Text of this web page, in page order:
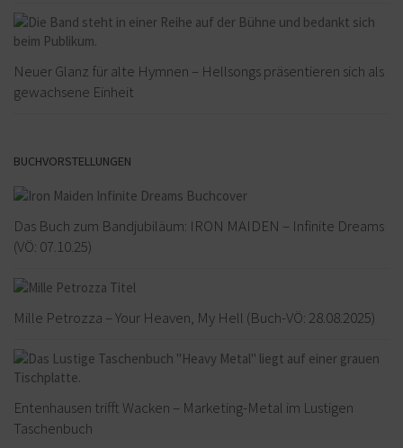
Neuer Glanz für alte Hymnen – Hellsongs präsentieren sich als
gewachsene Einheit
BUCHVORSTELLUNGEN
Das Buch zum Bandjubiläum: IRON MAIDEN – Infinite Dreams
(VÖ: 07.10.25)
Mille Petrozza – Your Heaven, My Hell (Buch-VÖ: 28.08.2025)
Entenhausen trifft Wacken – Marketing-Metal im Lustigen
Taschenbuch